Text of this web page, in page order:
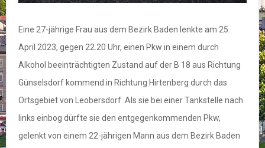
Eine 27-jährige Frau aus dem Bezirk Baden lenkte am 25.
April 2023, gegen 22.20 Uhr, einen Pkw in einem durch
Alkohol beeinträchtigten Zustand auf der B 18 aus Richtung
Günselsdorf kommend in Richtung Hirtenberg durch das
Ortsgebiet von Leobersdorf. Als sie bei einer Tankstelle nach
links einbog dürfte sie den entgegenkommenden Pkw,
gelenkt von einem 22-jährigen Mann aus dem Bezirk Baden